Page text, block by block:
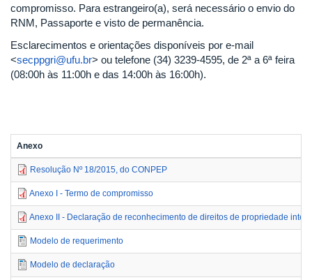
compromisso. Para estrangeiro(a), será necessário o envio do
RNM, Passaporte e visto de permanência.
Esclarecimentos e orientações disponíveis por e-mail
<secppgri@ufu.br> ou telefone (34) 3239-4595, de 2ª a 6ª feira
(08:00h às 11:00h e das 14:00h às 16:00h).
Anexo
Resolução Nº 18/2015, do CONPEP
Anexo I - Termo de compromisso
Anexo II - Declaração de reconhecimento de direitos de propriedade
Modelo de requerimento
Modelo de declaração